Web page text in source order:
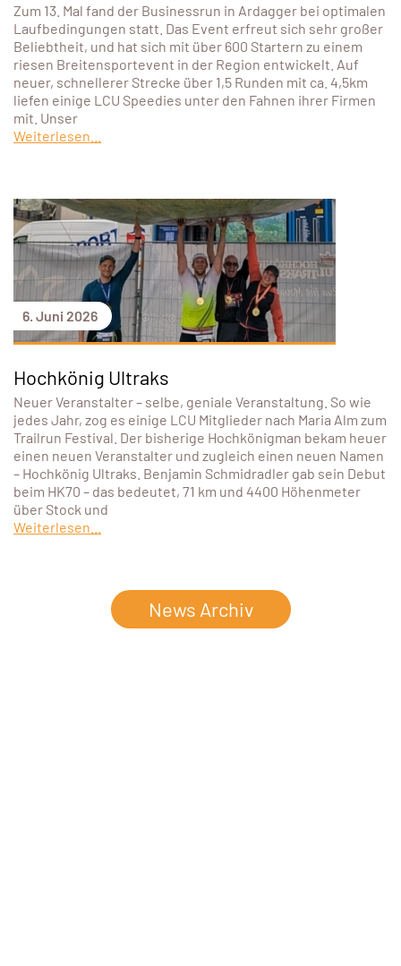
Zum 13. Mal fand der Businessrun in Ardagger bei optimalen
Laufbedingungen statt. Das Event erfreut sich sehr großer
Beliebtheit, und hat sich mit über 600 Startern zu einem
riesen Breitensportevent in der Region entwickelt. Auf
neuer, schnellerer Strecke über 1,5 Runden mit ca. 4,5km
liefen einige LCU Speedies unter den Fahnen ihrer Firmen
mit. Unser
Weiterlesen...
6. Juni 2026
Hochkönig Ultraks
Neuer Veranstalter – selbe, geniale Veranstaltung. So wie
jedes Jahr, zog es einige LCU Mitglieder nach Maria Alm zum
Trailrun Festival. Der bisherige Hochkönigman bekam heuer
einen neuen Veranstalter und zugleich einen neuen Namen
– Hochkönig Ultraks. Benjamin Schmidradler gab sein Debut
beim HK70 – das bedeutet, 71 km und 4400 Höhenmeter
über Stock und
Weiterlesen...
News Archiv